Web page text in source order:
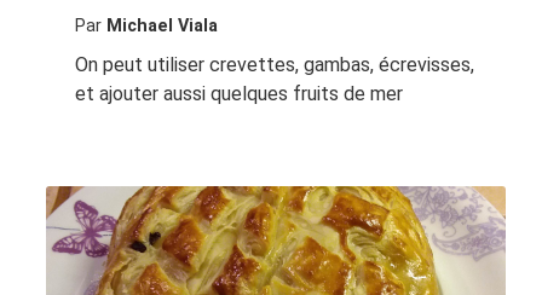
Par Michael Viala
On peut utiliser crevettes, gambas, écrevisses,
et ajouter aussi quelques fruits de mer